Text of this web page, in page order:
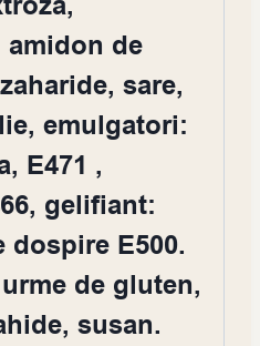
de
sare,
emulgatori:
E471 ,
gelifiant:
dospire E500.
de gluten,
susan.